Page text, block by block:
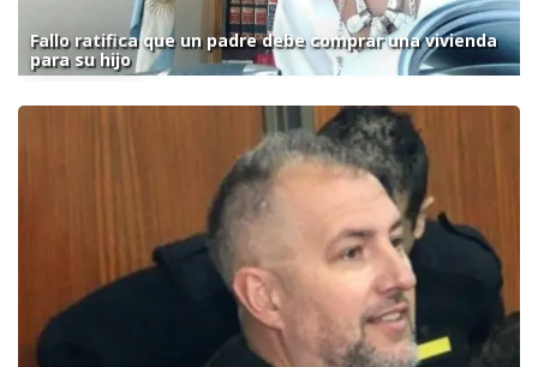
Fallo ratifica que un padre debe comprar una vivienda
para su hijo